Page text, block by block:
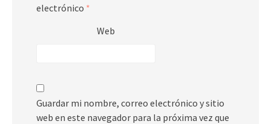
electrónico *
Web
Guardar mi nombre, correo electrónico y sitio
web en este navegador para la próxima vez que